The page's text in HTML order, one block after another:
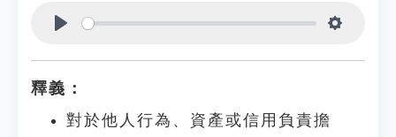
釋義：
對於他人行為、資產或信用負責擔